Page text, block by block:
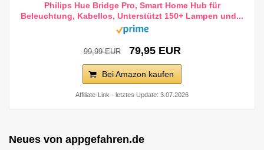
Philips Hue Bridge Pro, Smart Home Hub für
Beleuchtung, Kabellos, Unterstützt 150+ Lampen und...
99,99 EUR 79,95 EUR
Bei Amazon kaufen
Affiliate-Link - letztes Update: 3.07.2026
Neues von appgefahren.de